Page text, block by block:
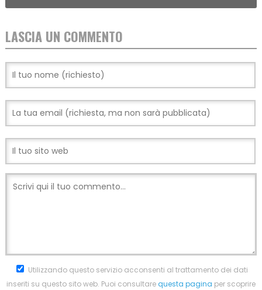
LASCIA UN COMMENTO
Utilizzando questo servizio acconsenti al trattamento dei dati
inseriti su questo sito web. Puoi consultarequesta pagina per scoprire